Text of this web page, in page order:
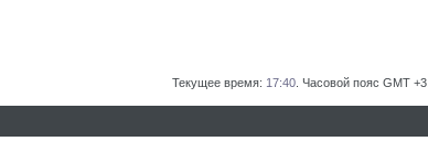
Текущее время: 17:40 . Часовой пояс GMT +3.